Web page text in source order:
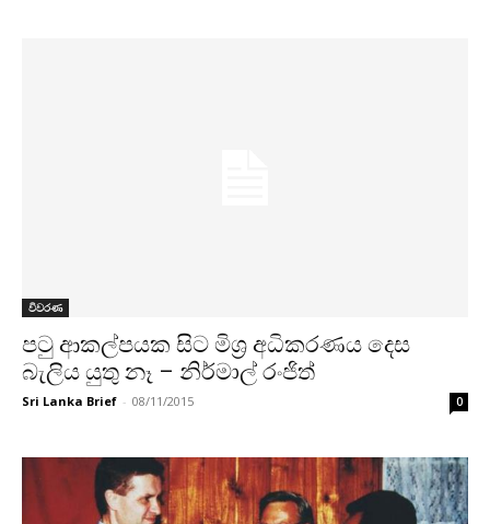
විවරණ
පටු ආකල්පයක සිට මිශ්‍ර අධිකරණය දෙස
බැලිය යුතු නෑ – නිර්මාල් රංජිත්
Sri Lanka Brief - 08/11/2015 0